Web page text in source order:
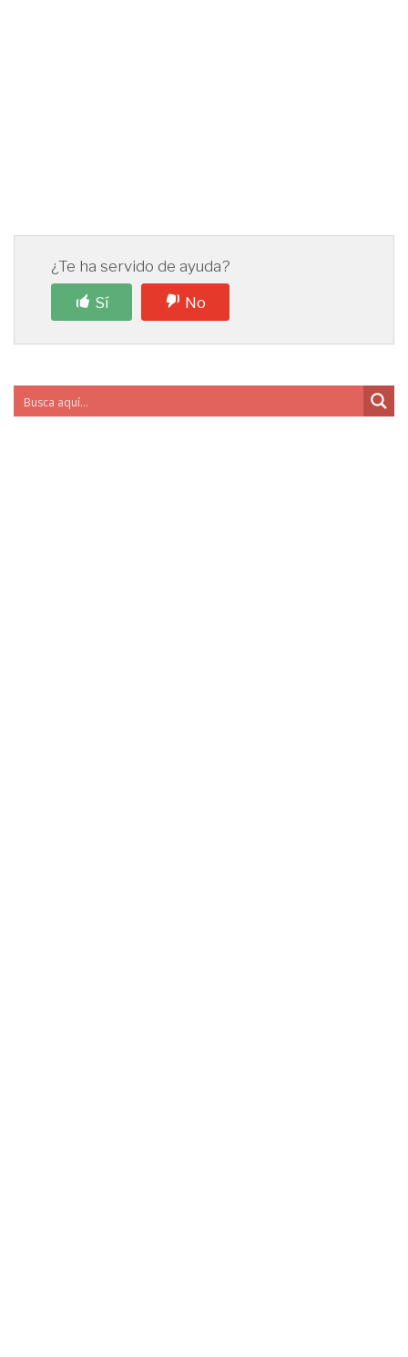
¿Te ha servido de ayuda?
Sí
No